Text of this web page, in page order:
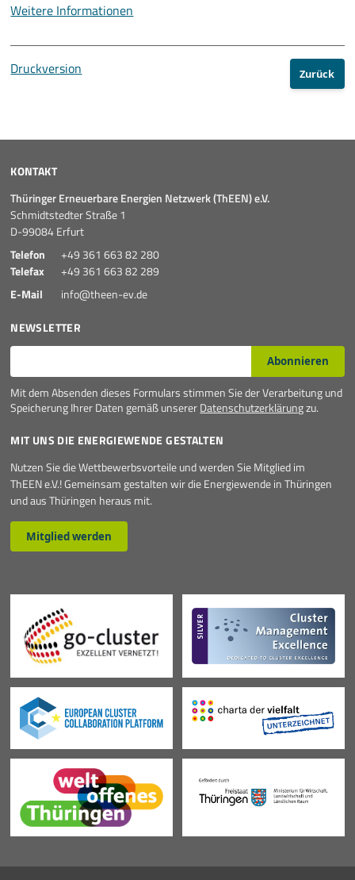
Weitere Informationen
Druckversion Zurück
KONTAKT
Thüringer Erneuerbare Energien Netzwerk (ThEEN) e.V.
Schmidtstedter Straße 1
D-99084 Erfurt
Telefon
+49 361 663 82 280
Telefax
+49 361 663 82 289
E-Mail
info@theen-ev.de
NEWSLETTER
E-Mail* Abonnieren
Mit dem Absenden dieses Formulars stimmen Sie der Verarbeitung und
Speicherung Ihrer Daten gemäß unsererDatenschutzerklärungzu.
MIT UNS DIE ENERGIEWENDE GESTALTEN
Nutzen Sie die Wettbewerbsvorteile und werden Sie Mitglied im
ThEEN e.V.! Gemeinsam gestalten wir die Energiewende in Thüringen
und aus Thüringen heraus mit.
Mitglied werden